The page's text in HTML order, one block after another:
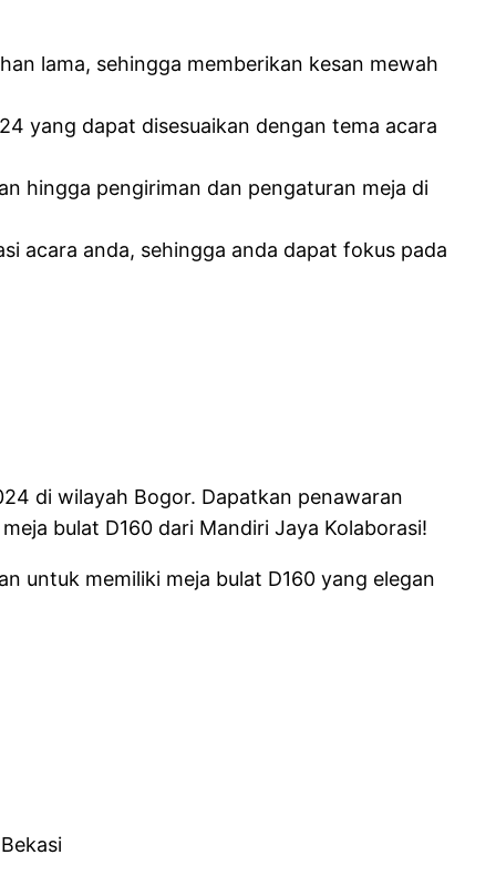
lama, sehingga memberikan kesan mewah
yang dapat disesuaikan dengan tema acara
hingga pengiriman dan pengaturan meja di
acara anda, sehingga anda dapat fokus pada
di wilayah Bogor. Dapatkan penawaran
bulat D160 dari Mandiri Jaya Kolaborasi!
untuk memiliki meja bulat D160 yang elegan